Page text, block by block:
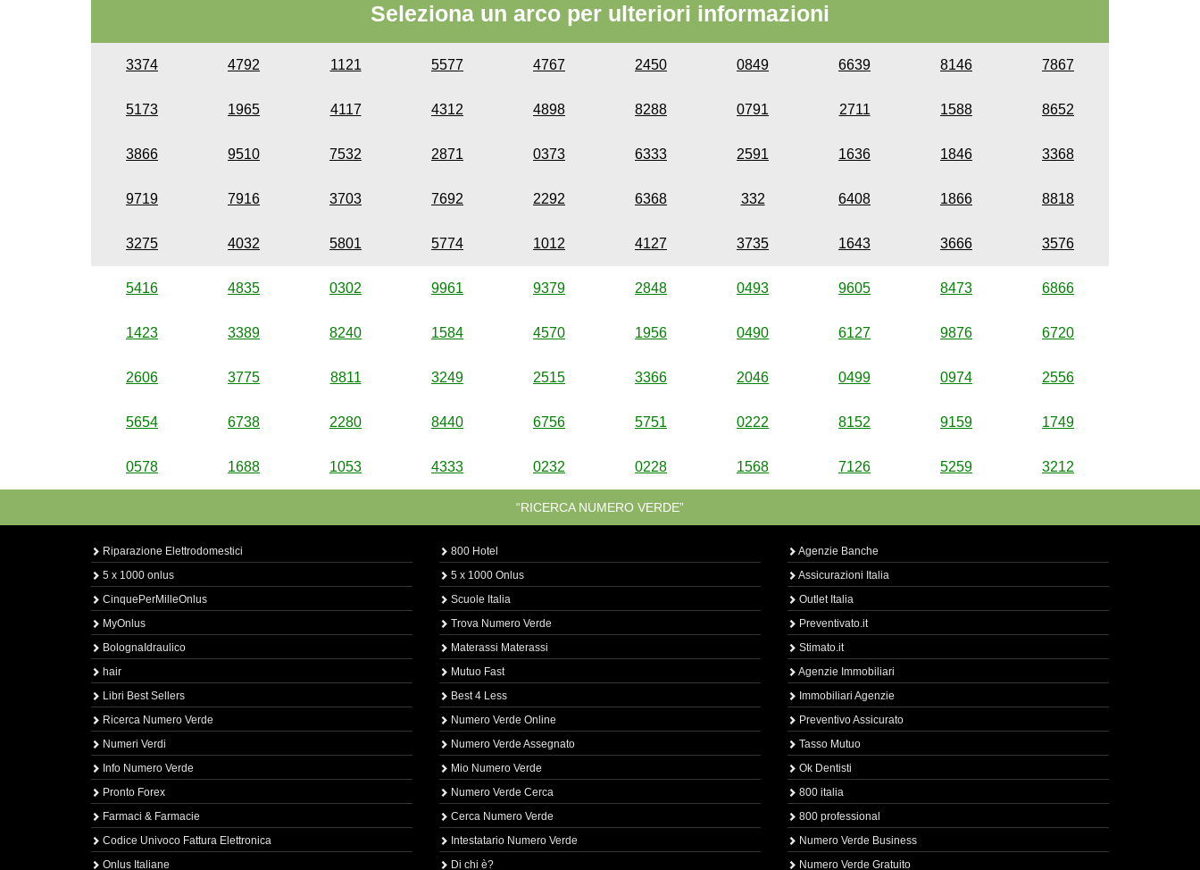
Seleziona un arco per ulteriori informazioni
3374 4792 1121 5577 4767 2450 0849 6639 8146 7867
5173 1965 4117 4312 4898 8288 0791 2711 1588 8652
3866 9510 7532 2871 0373 6333 2591 1636 1846 3368
9719 7916 3703 7692 2292 6368 332 6408 1866 8818
3275 4032 5801 5774 1012 4127 3735 1643 3666 3576
5416 4835 0302 9961 9379 2848 0493 9605 8473 6866
1423 3389 8240 1584 4570 1956 0490 6127 9876 6720
2606 3775 8811 3249 2515 3366 2046 0499 0974 2556
5654 6738 2280 8440 6756 5751 0222 8152 9159 1749
0578 1688 1053 4333 0232 0228 1568 7126 5259 3212
“RICERCA NUMERO VERDE”
Riparazione Elettrodomestici
5 x 1000 onlus
CinquePerMilleOnlus
MyOnlus
BolognaIdraulico
hair
Libri Best Sellers
Ricerca Numero Verde
Numeri Verdi
Info Numero Verde
Pronto Forex
Farmaci & Farmacie
Codice Univoco Fattura Elettronica
Onlus Italiane
800 Hotel
5 x 1000 Onlus
Scuole Italia
Trova Numero Verde
Materassi Materassi
Mutuo Fast
Best 4 Less
Numero Verde Online
Numero Verde Assegnato
Mio Numero Verde
Numero Verde Cerca
Cerca Numero Verde
Intestatario Numero Verde
Di chi è?
Agenzie Banche
Assicurazioni Italia
Outlet Italia
Preventivato.it
Stimato.it
Agenzie Immobiliari
Immobiliari Agenzie
Preventivo Assicurato
Tasso Mutuo
Ok Dentisti
800 italia
800 professional
Numero Verde Business
Numero Verde Gratuito